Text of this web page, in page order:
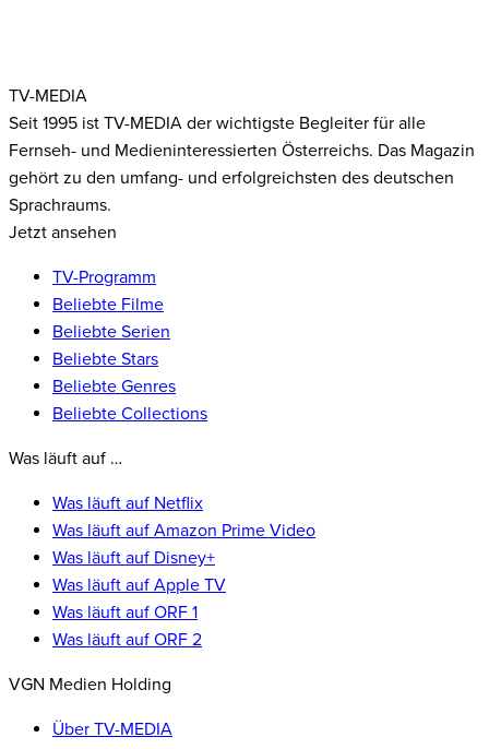
TV-MEDIA
Seit 1995 ist TV-MEDIA der wichtigste Begleiter für alle
Fernseh- und Medieninteressierten Österreichs. Das Magazin
gehört zu den umfang- und erfolgreichsten des deutschen
Sprachraums.
Jetzt ansehen
TV-Programm
Beliebte Filme
Beliebte Serien
Beliebte Stars
Beliebte Genres
Beliebte Collections
Was läuft auf …
Was läuft auf Netflix
Was läuft auf Amazon Prime Video
Was läuft auf Disney+
Was läuft auf Apple TV
Was läuft auf ORF 1
Was läuft auf ORF 2
VGN Medien Holding
Über TV-MEDIA